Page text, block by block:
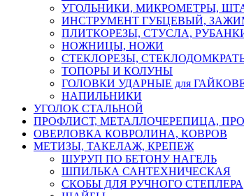
УГОЛЬНИКИ, МИКРОМЕТРЫ,
ИНСТРУМЕНТ ГУБЦЕВЫЙ,
ПЛИТКОРЕЗЫ, СТУСЛА,
НОЖНИЦЫ, НОЖИ
СТЕКЛОРЕЗЫ,
ТОПОРЫ И КОЛУНЫ
ГОЛОВКИ УДАРНЫЕ для
НАПИЛЬНИКИ
УГОЛОК СТАЛЬНОЙ
ПРОФЛИСТ, МЕТАЛЛОЧЕРЕПИЦА,
ОВЕРЛОВКА КОВРОЛИНА, КОВРОВ
МЕТИЗЫ, ТАКЕЛАЖ, КРЕПЕЖ
ШУРУП ПО БЕТОНУ НАГЕЛЬ
ШПИЛЬКА САНТЕХНИЧЕСКАЯ
СКОБЫ ДЛЯ РУЧНОГО СТЕПЛЕРА